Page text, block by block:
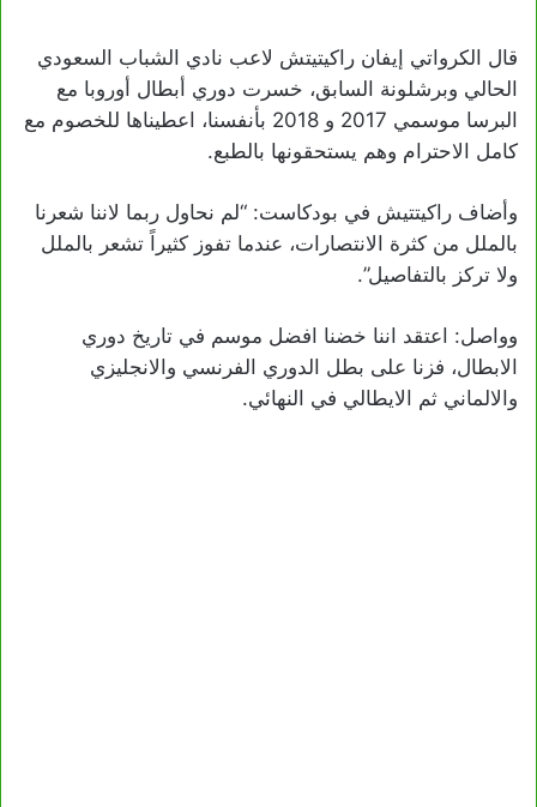
قال الكرواتي إيفان راكيتيتش لاعب نادي الشباب السعودي
الحالي وبرشلونة السابق، خسرت دوري أبطال أوروبا مع
البرسا موسمي 2017 و 2018 بأنفسنا، اعطيناها للخصوم مع
كامل الاحترام وهم يستحقونها بالطبع.
وأضاف راكيتتيش في بودكاست: “لم نحاول ربما لاننا شعرنا
بالملل من كثرة الانتصارات، عندما تفوز كثيراً تشعر بالملل
ولا تركز بالتفاصيل”.
وواصل: اعتقد اننا خضنا افضل موسم في تاريخ دوري
الابطال، فزنا على بطل الدوري الفرنسي والانجليزي
والالماني ثم الايطالي في النهائي.